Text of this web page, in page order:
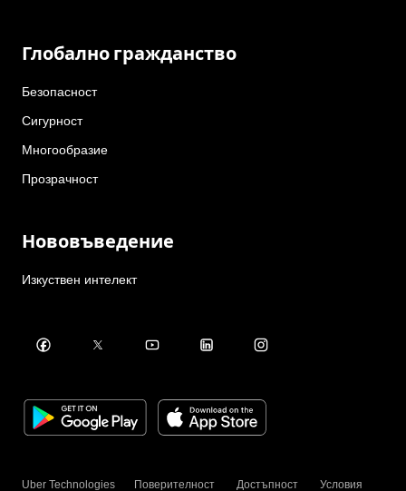
Глобално гражданство
Безопасност
Сигурност
Многообразие
Прозрачност
Нововъведение
Изкуствен интелект
Uber Technologies Поверителност Достъпност Условия